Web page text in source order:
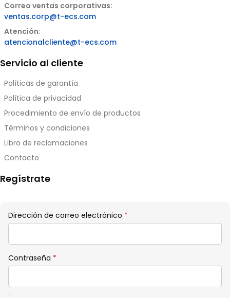
Correo ventas corporativas:
ventas.corp@t-ecs.com
Atención:
atencionalcliente@t-ecs.com
Servicio al cliente
Políticas de garantía
Política de privacidad
Procedimiento de envío de productos
Términos y condiciones
Libro de reclamaciones
Contacto
Regístrate
Dirección de correo electrónico *
Contraseña *